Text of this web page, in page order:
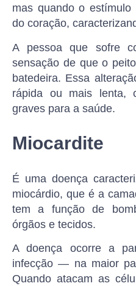
mas quando o
do coração,
A pessoa que sofre
sensação de que o
batedeira. Essa
rápida ou mais lenta,
graves para a saúde.
Miocardite
É uma doença
miocárdio, que é a
tem a função de
órgãos e tecidos.
A doença ocorre a
infecção — na maior
Quando atacam as